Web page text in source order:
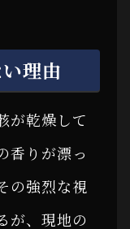
理由
が乾燥して
香りが漂っ
の強烈な視
が、現地の